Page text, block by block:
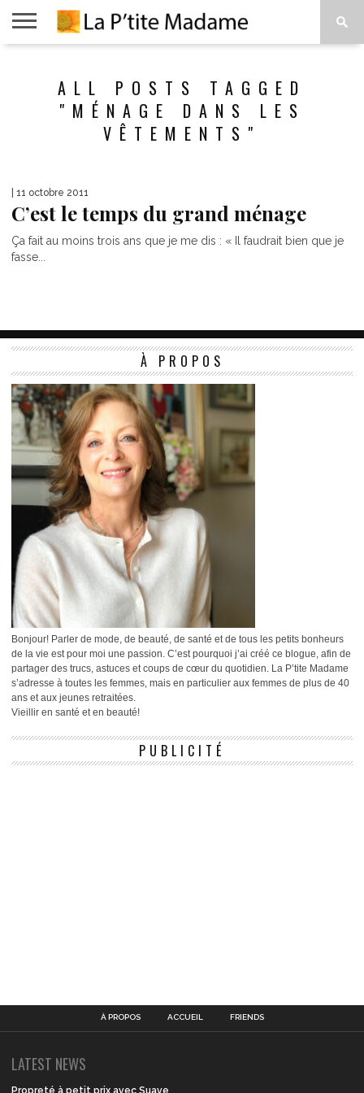
VIVRE
PROPOSALL POSTS TAGGED
"MÉNAGE DANS LES
VÊTEMENTS"
| 11 octobre 2011
C’est le temps du grand ménage
Ça fait au moins trois ans que je me dis : « Il faudrait bien que je
fasse...
À PROPOS
Bonjour! Parler de mode, de beauté, de santé et de tous les petits bonheurs
de la vie est pour moi une passion. C’est pourquoi j’ai créé ce blogue, afin de
partager des trucs, astuces et coups de cœur du quotidien. La P’tite Madame
s’adresse à toutes les femmes, mais en particulier aux femmes de plus de 40
ans et aux jeunes retraitées.
Vieillir en santé et en beauté!
PUBLICITÉ
À PROPOS ACCUEIL FRIENDS
LATEST NEWS
Propreté à petit prix avec Suave